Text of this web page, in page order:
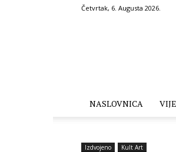
Četvrtak, 6. Augusta 2026.
NASLOVNICA
Izdvojeno Kult Art